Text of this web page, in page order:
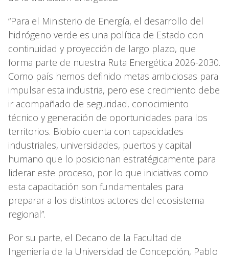
“Para el Ministerio de Energía, el desarrollo del
hidrógeno verde es una política de Estado con
continuidad y proyección de largo plazo, que
forma parte de nuestra Ruta Energética 2026-2030.
Como país hemos definido metas ambiciosas para
impulsar esta industria, pero ese crecimiento debe
ir acompañado de seguridad, conocimiento
técnico y generación de oportunidades para los
territorios. Biobío cuenta con capacidades
industriales, universidades, puertos y capital
humano que lo posicionan estratégicamente para
liderar este proceso, por lo que iniciativas como
esta capacitación son fundamentales para
preparar a los distintos actores del ecosistema
regional”.
Por su parte, el Decano de la Facultad de
Ingeniería de la Universidad de Concepción, Pablo